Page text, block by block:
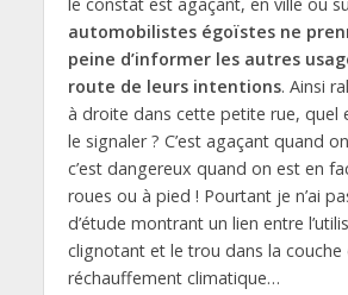
automobilistes égoïstes ne
peine d’informer les autres
route de leurs intentions. Ainsi
à droite dans cette petite rue, quel
le signaler ? C’est agaçant quand
c’est dangereux quand on est en
roues ou à pied ! Pourtant je n’ai
d’étude montrant un lien entre
clignotant et le trou dans la couche
réchauffement climatique…